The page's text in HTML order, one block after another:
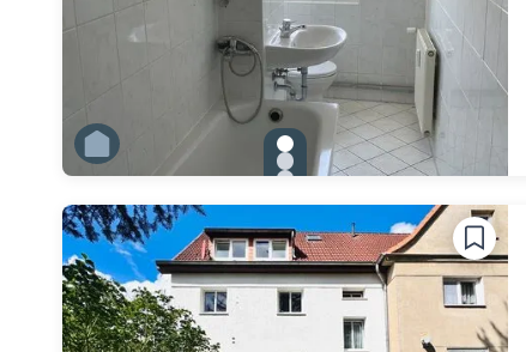
gallery.slide_selector
Zu Slide 1 wechseln
Zu Slide 2 wechseln